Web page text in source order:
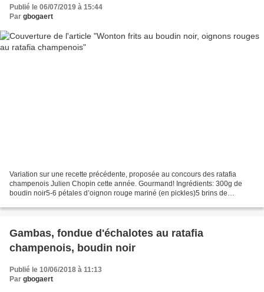
Publié le 06/07/2019 à 15:44
Par gbogaert
Variation sur une recette précédente, proposée au concours des ratafia
champenois Julien Chopin cette année. Gourmand! Ingrédients: 300g de
boudin noir5-6 pétales d’oignon rouge mariné (en pickles)5 brins de
Gambas, fondue d'échalotes au ratafia
champenois, boudin noir
Publié le 10/06/2018 à 11:13
Par gbogaert